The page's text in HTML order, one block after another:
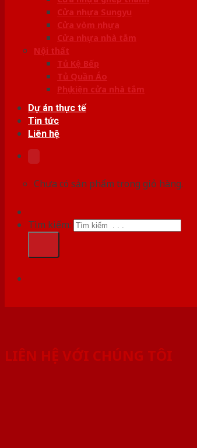
Cửa nhựa Sungyu
Cửa vòm nhựa
Cửa nhựa nhà tắm
Nội thất
Tủ Kệ Bếp
Tủ Quần Áo
Phụ kiện cửa nhà tắm
Dự án thực tế
Tin tức
Liên hệ
Chưa có sản phẩm trong giỏ hàng.
Tìm kiếm:
LIÊN HỆ VỚI CHÚNG TÔI